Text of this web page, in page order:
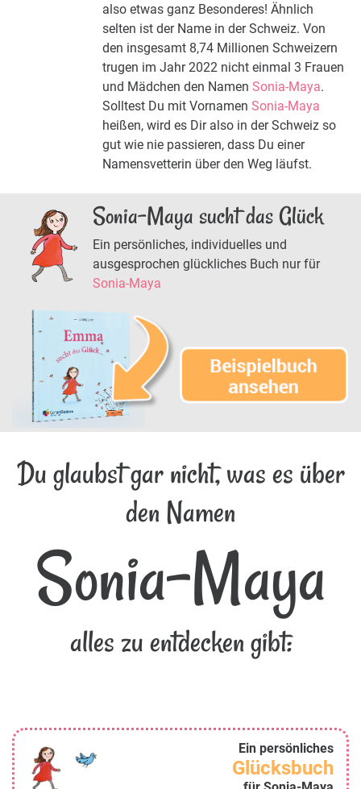
also etwas ganz Besonderes! Ähnlich
selten ist der Name in der Schweiz. Von
den insgesamt 8,74 Millionen Schweizern
trugen im Jahr 2022 nicht einmal 3 Frauen
und Mädchen den Namen Sonia-Maya.
Solltest Du mit Vornamen Sonia-Maya
heißen, wird es Dir also in der Schweiz so
gut wie nie passieren, dass Du einer
Namensvetterin über den Weg läufst.
Sonia-Maya sucht das Glück
Ein persönliches, individuelles und
ausgesprochen glückliches Buch nur für
Sonia-Maya
Du glaubst gar nicht, was es über
den Namen
Sonia-Maya
alles zu entdecken gibt:
Ein persönliches
Glücksbuch